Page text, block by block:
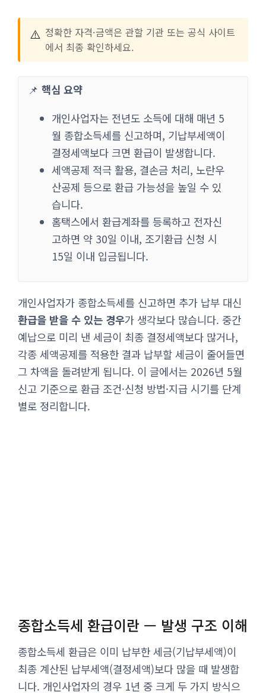
⚠️ 정확한 자격·금액은 관할 기관 또는 공식 사이트
에서 최종 확인하세요.
📌 핵심 요약
개인사업자는 전년도 소득에 대해 매년 5
월 종합소득세를 신고하며, 기납부세액이
결정세액보다 크면 환급이 발생합니다.
세액공제 적극 활용, 결손금 처리, 노란우
산공제 등으로 환급 가능성을 높일 수 있
습니다.
홈택스에서 환급계좌를 등록하고 전자신
고하면 약 30일 이내, 조기환급 신청 시
15일 이내 입금됩니다.
개인사업자가 종합소득세를 신고하면 추가 납부 대신
환급을 받을 수 있는 경우가 생각보다 많습니다. 중간
예납으로 미리 낸 세금이 최종 결정세액보다 많거나,
각종 세액공제를 적용한 결과 납부할 세금이 줄어들면
그 차액을 돌려받게 됩니다. 이 글에서는 2026년 5월
신고 기준으로 환급 조건·신청 방법·지급 시기를 단계
별로 정리합니다.
종합소득세 환급이란 — 발생 구조 이해
종합소득세 환급은 이미 납부한 세금(기납부세액)이
최종 계산된 납부세액(결정세액)보다 많을 때 발생합
니다. 개인사업자의 경우 1년 중 크게 두 가지 방식으